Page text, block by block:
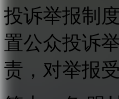
投诉举报制
置公众投诉
责，对举报